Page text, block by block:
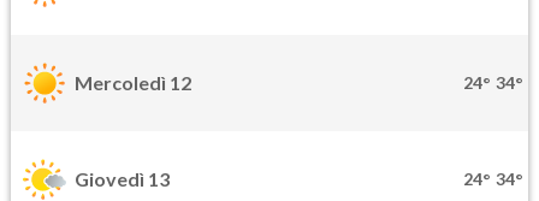
Mercoledì 12 24° 34°
Giovedì 13 24° 34°